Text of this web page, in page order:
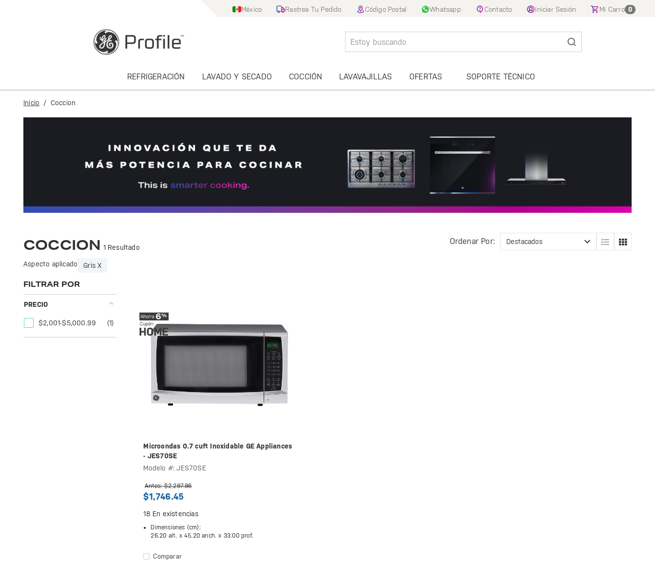
México Rastrea Tu Pedido Código Postal Whatsapp Contacto Iniciar Sesión Mi Carro 0
REFRIGERACIÓN LAVADO Y SECADO COCCIÓN LAVAVAJILLAS OFERTAS SOPORTE TÉCNICO
Inicio Coccion
COCCION 1 Resultado
Ordenar Por:
Aspecto aplicado Gris X
FILTRAR POR
PRECIO
$2,001-$5,000.99 (1)
Microondas 0.7 cuft Inoxidable GE Appliances
- JES70SE
Modelo #: JES70SE
Antes: $2,297.96
$1,746.45
18 En existencias
Dimensiones (cm):
26.20 alt. x 45.20 anch. x 33.00 prof.
Comparar